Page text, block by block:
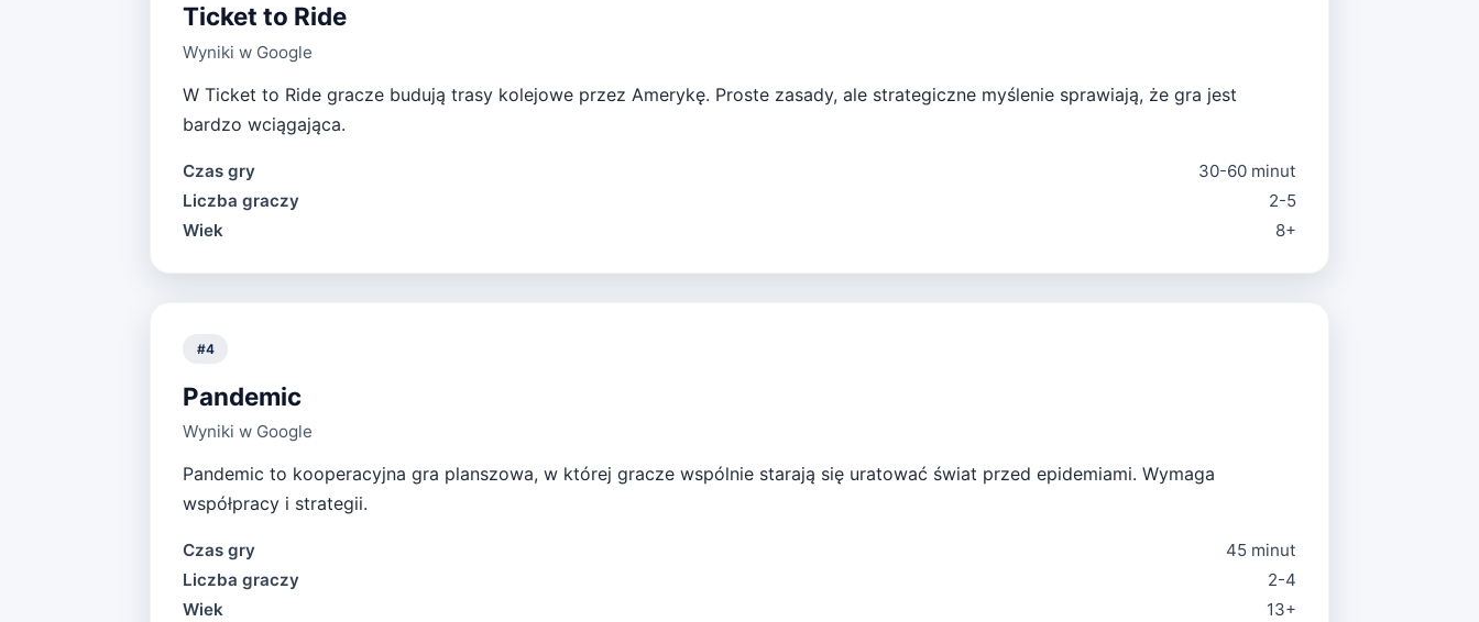
Ticket to Ride
Wyniki w Google
W Ticket to Ride gracze budują trasy kolejowe przez Amerykę. Proste zasady, ale strategiczne myślenie sprawiają, że gra jest
bardzo wciągająca.
Czas gry
30-60 minut
Liczba graczy
2-5
Wiek
8+
#4
Pandemic
Wyniki w Google
Pandemic to kooperacyjna gra planszowa, w której gracze wspólnie starają się uratować świat przed epidemiami. Wymaga
współpracy i strategii.
Czas gry
45 minut
Liczba graczy
2-4
Wiek
13+